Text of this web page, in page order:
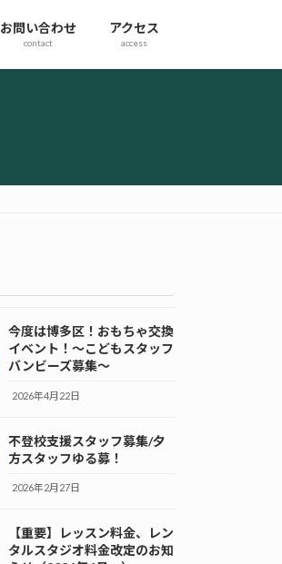
お問い合わせ
contact
アクセス
access
今度は博多区！おもちゃ交換
イベント！～こどもスタッフ
バンビーズ募集～
2026年4月22日
不登校支援スタッフ募集/夕
方スタッフゆる募！
2026年2月27日
【重要】レッスン料金、レン
タルスタジオ料金改定のお知